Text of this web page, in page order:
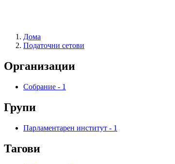
Дома
Податочни сетови
Организации
Собрание - 1
Групи
Парламентарен институт - 1
Тагови